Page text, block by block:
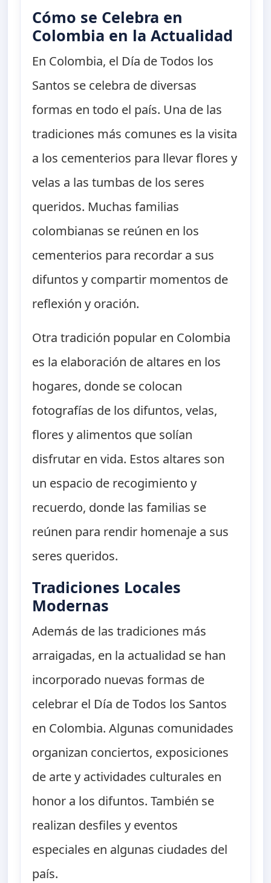
Cómo se Celebra en
Colombia en la Actualidad
En Colombia, el Día de Todos los
Santos se celebra de diversas
formas en todo el país. Una de las
tradiciones más comunes es la visita
a los cementerios para llevar flores y
velas a las tumbas de los seres
queridos. Muchas familias
colombianas se reúnen en los
cementerios para recordar a sus
difuntos y compartir momentos de
reflexión y oración.
Otra tradición popular en Colombia
es la elaboración de altares en los
hogares, donde se colocan
fotografías de los difuntos, velas,
flores y alimentos que solían
disfrutar en vida. Estos altares son
un espacio de recogimiento y
recuerdo, donde las familias se
reúnen para rendir homenaje a sus
seres queridos.
Tradiciones Locales
Modernas
Además de las tradiciones más
arraigadas, en la actualidad se han
incorporado nuevas formas de
celebrar el Día de Todos los Santos
en Colombia. Algunas comunidades
organizan conciertos, exposiciones
de arte y actividades culturales en
honor a los difuntos. También se
realizan desfiles y eventos
especiales en algunas ciudades del
país.